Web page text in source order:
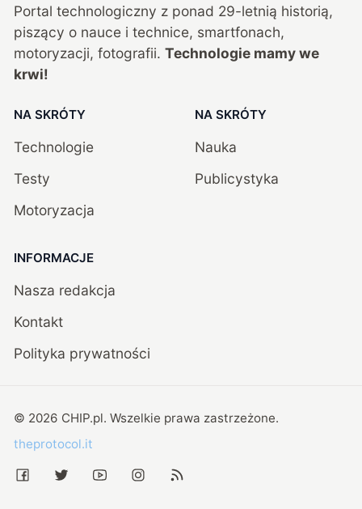
Portal technologiczny z ponad 29-letnią historią,
piszący o nauce i technice, smartfonach,
motoryzacji, fotografii. Technologie mamy we
krwi!
NA SKRÓTY
Technologie
Testy
Motoryzacja
NA SKRÓTY
Nauka
Publicystyka
INFORMACJE
Nasza redakcja
Kontakt
Polityka prywatności
© 2026 CHIP.pl. Wszelkie prawa zastrzeżone.
theprotocol.it